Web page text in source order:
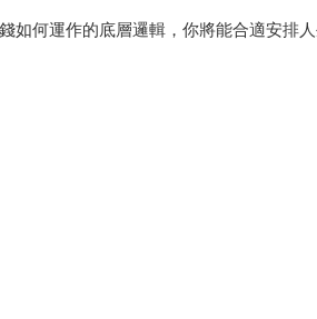
何運作的底層邏輯，你將能合適安排